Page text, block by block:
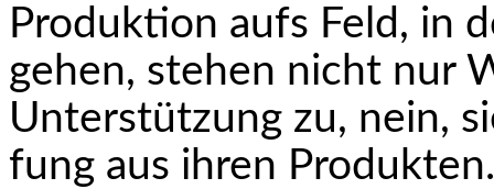
Produktion aufs Feld, in
gehen, stehen nicht nur
Unterstützung zu, nein,
fung aus ihren